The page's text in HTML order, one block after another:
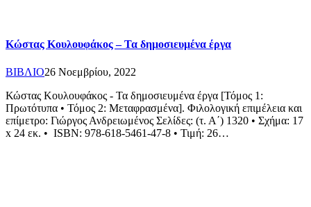
Κώστας Κουλουφάκος – Τα δημοσιευμένα έργα
ΒΙΒΛΙΟ26 Νοεμβρίου, 2022
Κώστας Κουλουφάκος - Τα δημοσιευμένα έργα [Τόμος 1:
Πρωτότυπα • Τόμος 2: Μεταφρασμένα]. Φιλολογική επιμέλεια και
επίμετρο: Γιώργος Ανδρειωμένος Σελίδες: (τ. Α´) 1320 • Σχήμα: 17
x 24 εκ. • ISBN: 978-618-5461-47-8 • Τιμή: 26…